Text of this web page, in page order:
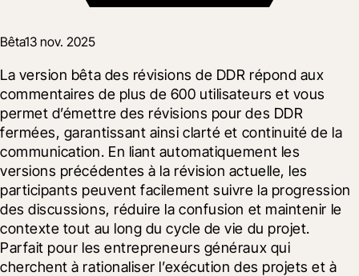
Bêta13 nov. 2025
La version bêta des révisions de DDR répond aux
commentaires de plus de 600 utilisateurs et vous
permet d’émettre des révisions pour des DDR
fermées, garantissant ainsi clarté et continuité de la
communication. En liant automatiquement les
versions précédentes à la révision actuelle, les
participants peuvent facilement suivre la progression
des discussions, réduire la confusion et maintenir le
contexte tout au long du cycle de vie du projet.
Parfait pour les entrepreneurs généraux qui
cherchent à rationaliser l’exécution des projets et à